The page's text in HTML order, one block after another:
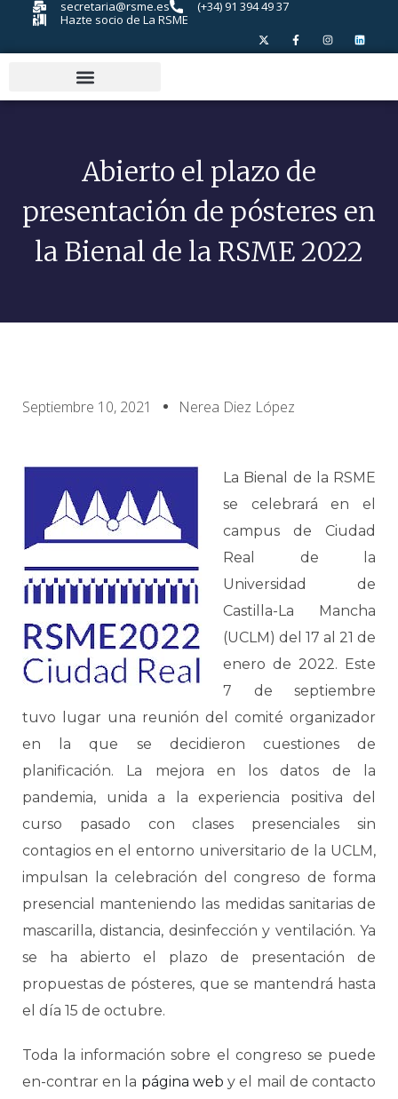
secretaria@rsme.es
(+34) 91 394 49 37
Hazte socio de La RSME
Abierto el plazo de
presentación de pósteres en
la Bienal de la RSME 2022
Septiembre 10, 2021 Nerea Diez López
La Bienal de la RSME
se celebrará en el
campus de Ciudad
Real de la
Universidad de
Castilla-La Mancha
(UCLM) del 17 al 21 de
enero de 2022. Este
7 de septiembre
tuvo lugar una reunión del comité organizador
en la que se decidieron cuestiones de
planificación. La mejora en los datos de la
pandemia, unida a la experiencia positiva del
curso pasado con clases presenciales sin
contagios en el entorno universitario de la UCLM,
impulsan la celebración del congreso de forma
presencial manteniendo las medidas sanitarias de
mascarilla, distancia, desinfección y ventilación. Ya
se ha abierto el plazo de presentación de
propuestas de pósteres, que se mantendrá hasta
el día 15 de octubre.
Toda la información sobre el congreso se puede
en-contrar en la página web y el mail de contacto